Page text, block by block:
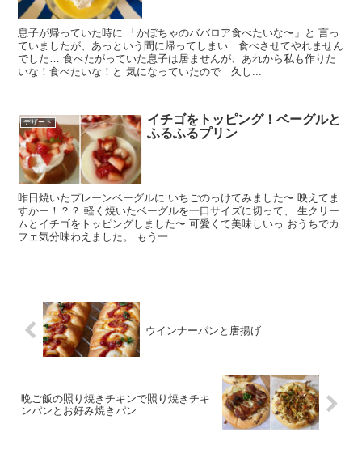
息子が帰っていた時に 「かぼちゃのババロア食べたいな〜」と 言っ
ていましたが、あっという間に帰ってしまい 食べさせてやれません
でした… 食べたがっていた息子は居ませんが、あれから私も作りた
いな！食べたいな！と 気になっていたので 久し...
デザート
イチゴをトッピング！ベーグルと
ふるふるプリン
昨日焼いたプレーンベーグルに いちごのっけてみました〜 映えてま
すかー！？？ 軽く焼いたベーグルを一口サイズに切って、 生クリー
ムとイチゴをトッピングしました〜 可愛くて美味しいっ おうちでカ
フェ気分味わえました。 もう一...
ウインナーパンと唐揚げ
晩ご飯の照り焼きチキンで照り焼きチキ
ンパンとお好み焼きパン